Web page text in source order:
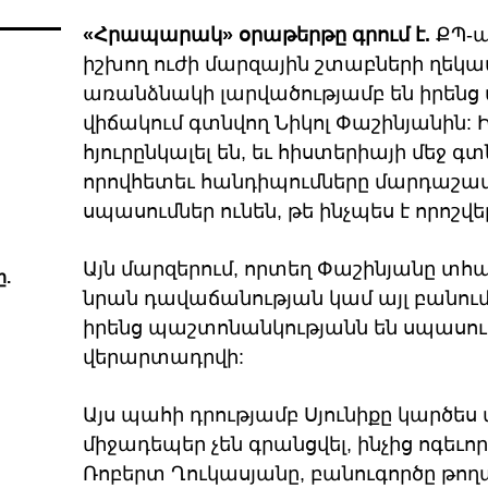
«Հրապարակ» օրաթերթը գրում է. ՔՊ-
իշխող ուժի մարզային շտաբների
առանձնակի լարվածությամբ են իրենց
վիճակում գտնվող Նիկոլ Փաշինյանին:
հյուրընկալել են, եւ հիստերիայի մեջ
որովհետեւ հանդիպումները
սպասումներ ունեն, թե ինչպես է
Այն մարզերում, որտեղ Փաշինյանը
նրան դավաճանության կամ այլ
իրենց պաշտոնանկությանն են
վերարտադրվի:
Այս պահի դրությամբ Սյունիքը
միջադեպեր չեն գրանցվել, ինչից
Ռոբերտ Ղուկասյանը, բանուգործը